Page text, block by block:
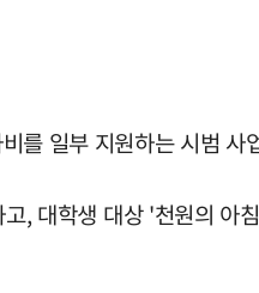
를 일부 지원하는 시범 사
, 대학생 대상 '천원의